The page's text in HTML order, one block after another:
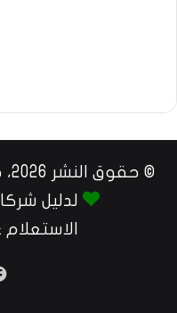
© حقوق النشر 2026، جميع الحقوق محفوظة |
لدليل